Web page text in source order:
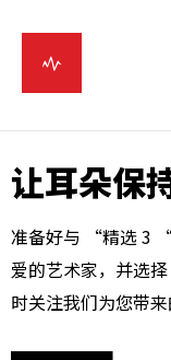
让耳朵保
准备好与 “精选 3
爱的艺术家，并选
时关注我们为您带来